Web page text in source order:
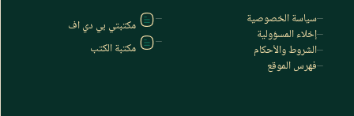
سياسة الخصوصية
إخلاء المسؤولية
الشروط والأحكام
فهرس الموقع
مكتبتي بي دي اف
مكتبة الكتب